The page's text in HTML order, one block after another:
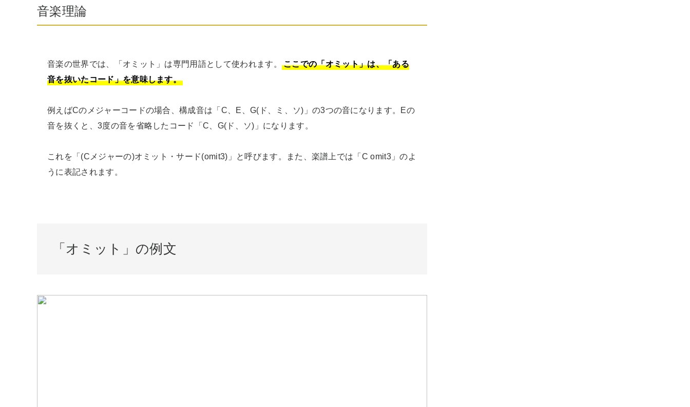
音楽理論
音楽の世界では、「オミット」は専門用語として使われます。
ここでの「オミット」は、「ある
音を抜いたコード」を意味します。
例えばCのメジャーコードの場合、構成音は「C、E、G(ド、ミ、ソ)」の3つの音になります。Eの
音を抜くと、3度の音を省略したコード「C、G(ド、ソ)」になります。
これを「(Cメジャーの)オミット・サード(omit3)」と呼びます。また、楽譜上では「C omit3」のよ
うに表記されます。
「オミット」の例文